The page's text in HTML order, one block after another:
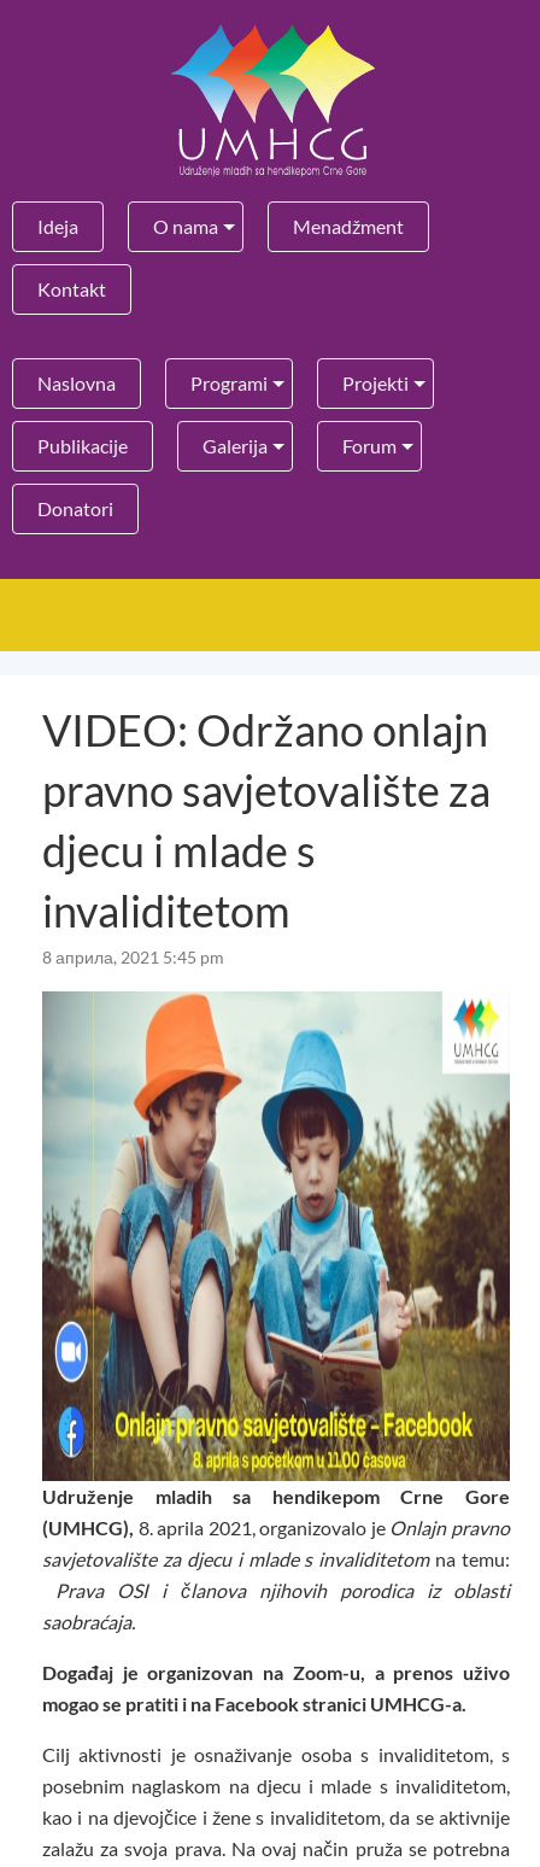
Ideja O nama Menadžment
Kontakt
Naslovna Programi Projekti
Publikacije Galerija Forum
Donatori
VIDEO: Održano onlajn
pravno savjetovalište za
djecu i mlade s
invaliditetom
8 априла, 2021 5:45 pm
Udruženje mladih sa hendikepom Crne Gore
(UMHCG), 8. aprila 2021, organizovalo je Onlajn pravno
savjetovalište za djecu i mlade s invaliditetom na temu:
Prava OSI i članova njihovih porodica iz oblasti
saobraćaja.
Događaj je organizovan na Zoom-u, a prenos uživo
mogao se pratiti i na Facebook stranici UMHCG-a.
Cilj aktivnosti je osnaživanje osoba s invaliditetom, s
posebnim naglaskom na djecu i mlade s invaliditetom,
kao i na djevojčice i žene s invaliditetom, da se aktivnije
zalažu za svoja prava. Na ovaj način pruža se potrebna